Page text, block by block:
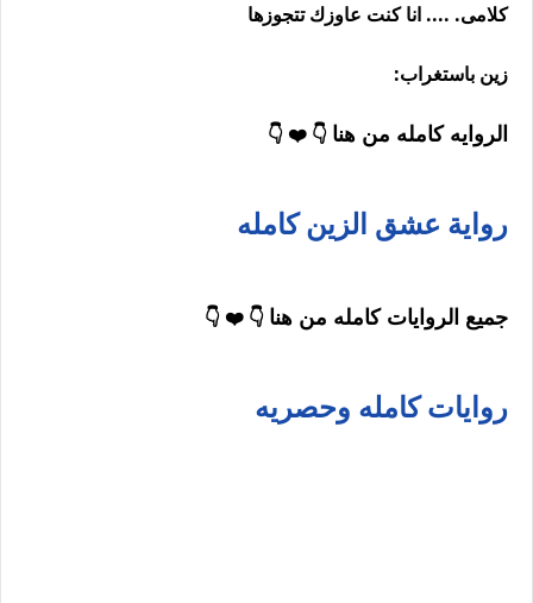
كلامى. .... انا كنت عاوزك تتجوزها
زين باستغراب:
الروايه كامله من هنا 👇 ❤️ 👇
رواية عشق الزين كامله
جميع الروايات كامله من هنا 👇 ❤️ 👇
روايات كامله وحصريه